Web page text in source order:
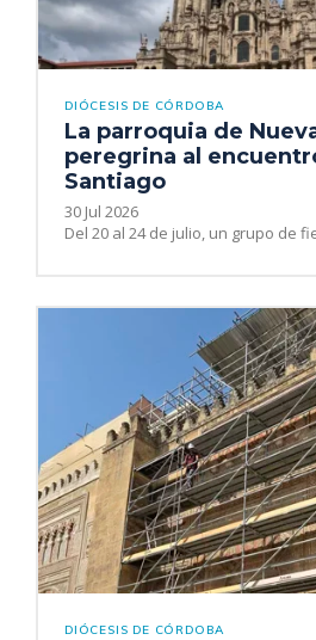
DIÓCESIS DE CÓRDOBA
La parroquia de
peregrina al
Santiago
30 Jul 2026
Del 20 al 24 de julio, un grupo de
DIÓCESIS DE CÓRDOBA